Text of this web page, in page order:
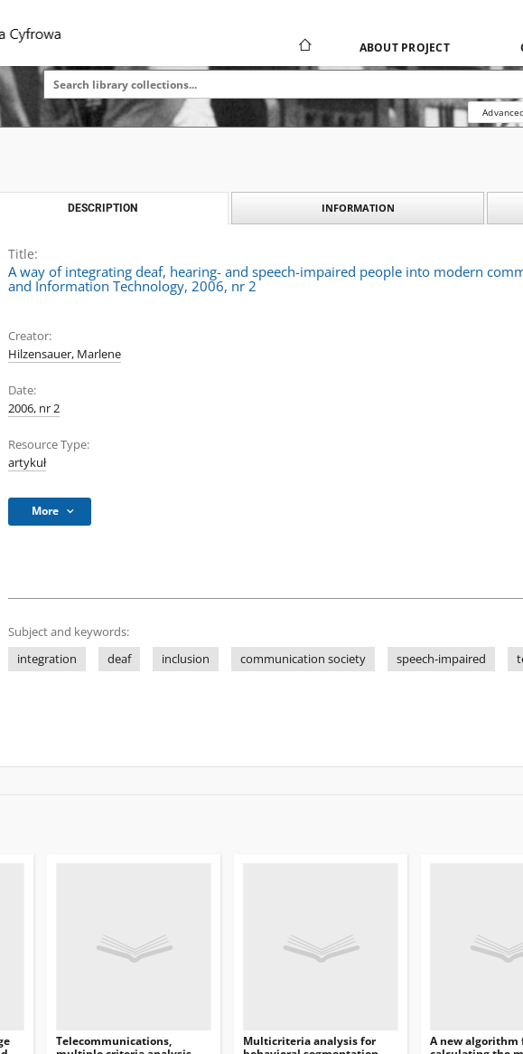
ABOUT PROJECT
DESCRIPTION INFORMATION
Title:
A way of integrating deaf, hearing- and speech-impaired people into modern
and Information Technology, 2006, nr 2
Creator:
Hilzensauer, Marlene
Date:
2006, nr 2
Resource Type:
artykuł
More
Subject and keywords:
integration
deaf inclusion communication society speech-impaired
Telecommunications,
Multicriteria analysis for
A new algorithm